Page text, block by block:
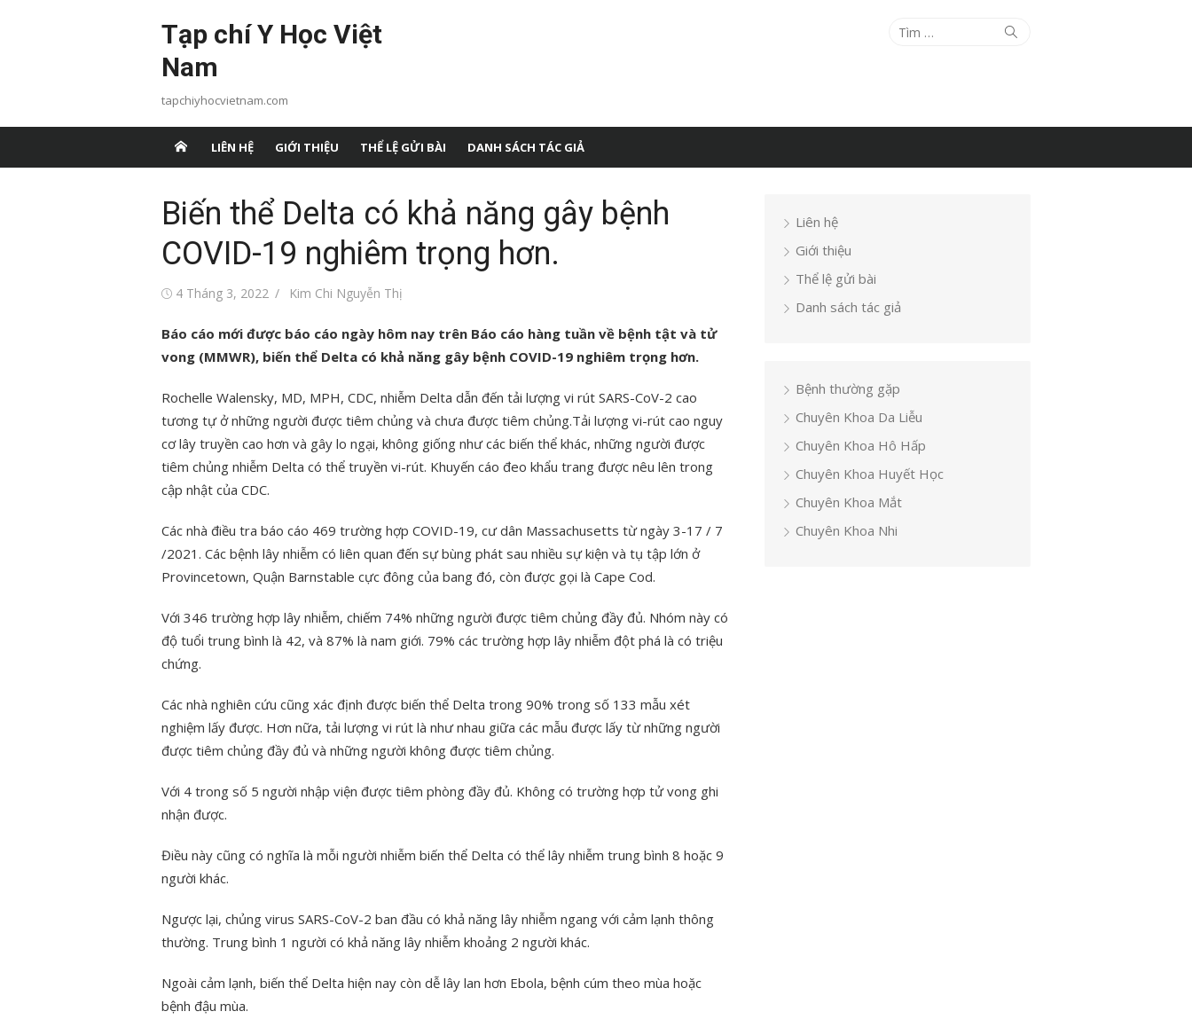
Tạp chí Y Học Việt
Nam
tapchiyhocvietnam.com
Tìm
Tìm
LIÊN HỆ GIỚI THIỆU THỂ LỆ GỬI BÀI DANH SÁCH TÁC GIẢ
Biến thể Delta có khả năng gây bệnh
COVID-19 nghiêm trọng hơn.
Đăng4 Tháng 3, 2022
Tác
Kim Chi Nguyễn Thị
Báo cáo mới được báo cáo ngày hôm nay trên Báo cáo hàng tuần về bệnh tật và tử
vong (MMWR), biến thể Delta có khả năng gây bệnh COVID-19 nghiêm trọng hơn.
Rochelle Walensky, MD, MPH, CDC, nhiễm Delta dẫn đến tải lượng vi rút SARS-CoV-2 cao
tương tự ở những người được tiêm chủng và chưa được tiêm chủng.Tải lượng vi-rút cao nguy
cơ lây truyền cao hơn và gây lo ngại, không giống như các biến thể khác, những người được
tiêm chủng nhiễm Delta có thể truyền vi-rút. Khuyến cáo đeo khẩu trang được nêu lên trong
cập nhật của CDC.
Các nhà điều tra báo cáo 469 trường hợp COVID-19, cư dân Massachusetts từ ngày 3-17 / 7
/2021. Các bệnh lây nhiễm có liên quan đến sự bùng phát sau nhiều sự kiện và tụ tập lớn ở
Provincetown, Quận Barnstable cực đông của bang đó, còn được gọi là Cape Cod.
Với 346 trường hợp lây nhiễm, chiếm 74% những người được tiêm chủng đầy đủ. Nhóm này có
độ tuổi trung bình là 42, và 87% là nam giới. 79% các trường hợp lây nhiễm đột phá là có triệu
chứng.
Các nhà nghiên cứu cũng xác định được biến thể Delta trong 90% trong số 133 mẫu xét
nghiệm lấy được. Hơn nữa, tải lượng vi rút là như nhau giữa các mẫu được lấy từ những người
được tiêm chủng đầy đủ và những người không được tiêm chủng.
Với 4 trong số 5 người nhập viện được tiêm phòng đầy đủ. Không có trường hợp tử vong ghi
nhận được.
Điều này cũng có nghĩa là mỗi người nhiễm biến thể Delta có thể lây nhiễm trung bình 8 hoặc 9
người khác.
Ngược lại, chủng virus SARS-CoV-2 ban đầu có khả năng lây nhiễm ngang với cảm lạnh thông
thường. Trung bình 1 người có khả năng lây nhiễm khoảng 2 người khác.
Ngoài cảm lạnh, biến thể Delta hiện nay còn dễ lây lan hơn Ebola, bệnh cúm theo mùa hoặc
bệnh đậu mùa.
Liên hệ
Giới thiệu
Thể lệ gửi bài
Danh sách tác giả
Bệnh thường gặp
Chuyên Khoa Da Liễu
Chuyên Khoa Hô Hấp
Chuyên Khoa Huyết Học
Chuyên Khoa Mắt
Chuyên Khoa Nhi